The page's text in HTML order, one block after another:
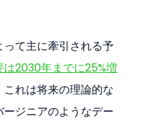
て主に牽引される予
は2030年までに25%増
れは将来の理論的な
ジニアのようなデー